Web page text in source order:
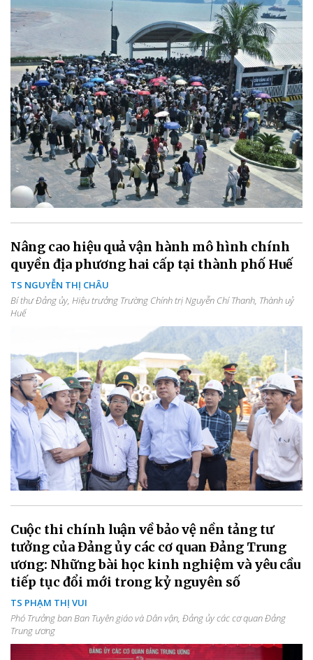
Nâng cao hiệu quả vận hành mô hình chính
quyền địa phương hai cấp tại thành phố Huế
TS NGUYỄN THỊ CHÂU
Bí thư Đảng ủy, Hiệu trưởng Trường Chính trị Nguyễn Chí Thanh, Thành uỷ
Huế
Cuộc thi chính luận về bảo vệ nền tảng tư
tưởng của Đảng ủy các cơ quan Đảng Trung
ương: Những bài học kinh nghiệm và yêu cầu
tiếp tục đổi mới trong kỷ nguyên số
TS PHẠM THỊ VUI
Phó Trưởng ban Ban Tuyên giáo và Dân vận, Đảng ủy các cơ quan Đảng
Trung ương